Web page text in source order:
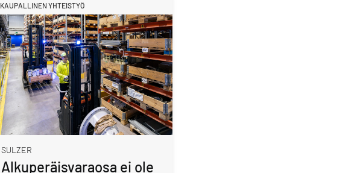
KAUPALLINEN YHTEISTYÖ
SULZER
Alkuperäisvaraosa ei ole